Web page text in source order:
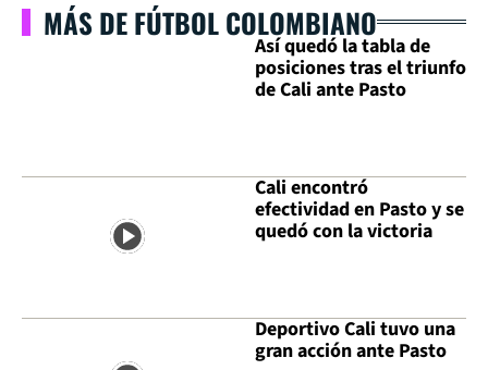
MÁS DE FÚTBOL COLOMBIANO
Así quedó la tabla de
posiciones tras el triunfo
de Cali ante Pasto
Cali encontró
efectividad en Pasto y se
quedó con la victoria
Deportivo Cali tuvo una
gran acción ante Pasto